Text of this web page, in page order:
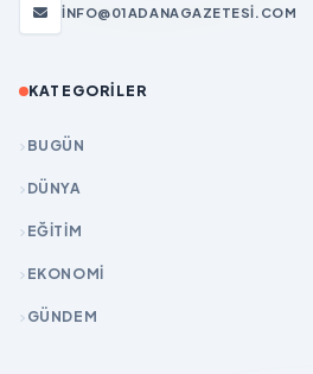
INFO@01ADANAGAZETESI.COM
KATEGORILER
BUGÜN
DÜNYA
EĞİTİM
EKONOMİ
GÜNDEM